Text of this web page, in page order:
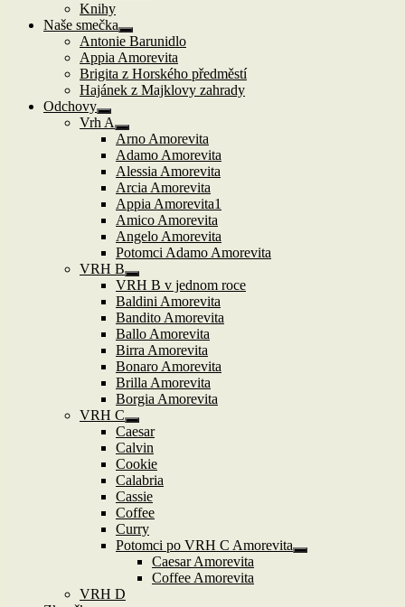
Knihy
Naše smečka
Zobrazit
podřazené
položky
Antonie Barunidlo
Appia Amorevita
Brigita z Horského předměstí
Hajánek z Majklovy zahrady
Odchovy
Zobrazit
podřazené
položky
Vrh A
Zobrazit
podřazené
položky
Arno Amorevita
Adamo Amorevita
Alessia Amorevita
Arcia Amorevita
Appia Amorevita1
Amico Amorevita
Angelo Amorevita
Potomci Adamo Amorevita
VRH B
Zobrazit
podřazené
položky
VRH B v jednom roce
Baldini Amorevita
Bandito Amorevita
Ballo Amorevita
Birra Amorevita
Bonaro Amorevita
Brilla Amorevita
Borgia Amorevita
VRH C
Zobrazit
podřazené
položky
Caesar
Calvin
Cookie
Calabria
Cassie
Coffee
Curry
Potomci po VRH C Amorevita
Zobrazit
Caesar Amorevita
Coffee Amorevita
VRH D